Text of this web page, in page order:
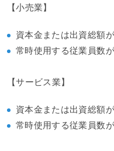
【小売業】
資本金または出資総額
常時使用する従業員数
【サービス業】
資本金または出資総額
常時使用する従業員数